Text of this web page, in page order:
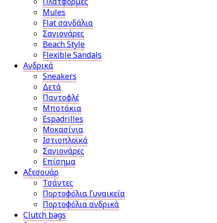
Mules
Flat σανδάλια
Σαγιονάρες
Beach Style
Flexible Sandals
Ανδρικά
Sneakers
Δετά
Παντοφλέ
Μποτάκια
Espadrilles
Μοκασίνια
Ιστιοπλοϊκά
Σαγιονάρες
Επίσημα
Αξεσουάρ
Τσάντες
Πορτοφόλια Γυναικεία
Πορτοφόλια ανδρικά
Clutch bags